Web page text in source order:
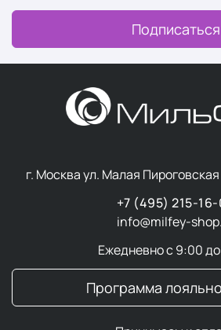
белого мускуса и кедра
Вся линейка WAVE объединена
кодом, который раскрывается
Верхние ноты (первое
табака, пряный ром, хо вуд,
Средние ноты (сердце
ваниль, бобы тонка,
Базовые ноты (долгое
ройбуш, амбретта, белый
Подписаться
г. Москва ул. Малая Пироговская
+7 (495) 215-
info@milfey-
Ежедневно с 9:00
Программа